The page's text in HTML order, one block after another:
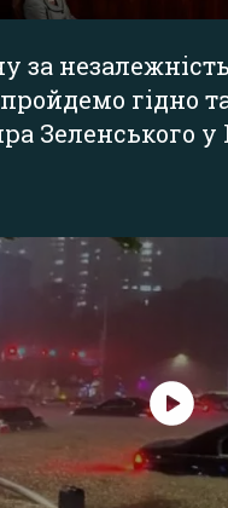
за
пройдемо гідно
Зеленського у